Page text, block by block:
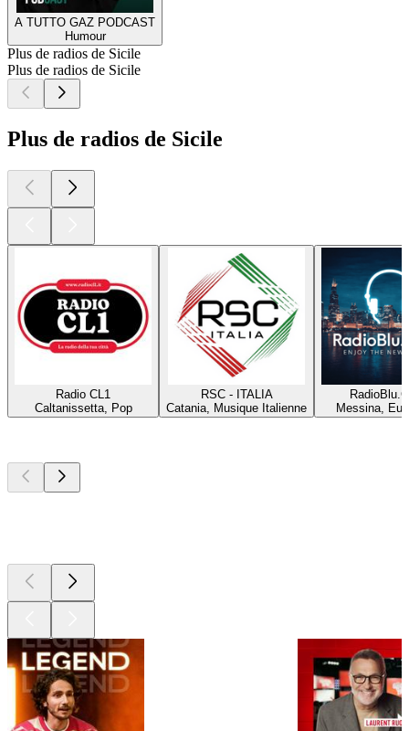
A TUTTO GAZ PODCAST
Humour
Plus de radios de Sicile
Plus de radios de Sicile
Plus de radios de Sicile
Radio CL1
Caltanissetta, Pop
RSC - ITALIA
Catania, Musique Italienne
Messina,